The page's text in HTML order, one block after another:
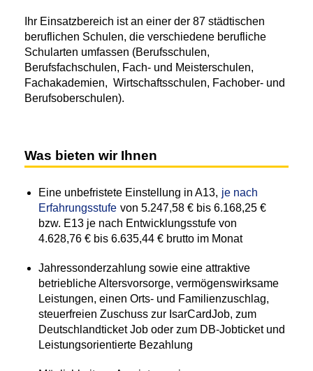
Ihr Einsatzbereich ist an einer der 87 städtischen
beruflichen Schulen, die verschiedene berufliche
Schularten umfassen (Berufsschulen,
Berufsfachschulen, Fach- und Meisterschulen,
Fachakademien, Wirtschaftsschulen, Fachober- und
Berufsoberschulen).
Was bieten wir Ihnen
Eine unbefristete Einstellung in A13, je nach
Erfahrungsstufe von 5.247,58 € bis 6.168,25 €
bzw. E13 je nach Entwicklungsstufe von
4.628,76 € bis 6.635,44 € brutto im Monat
Jahressonderzahlung sowie eine attraktive
betriebliche Altersvorsorge, vermögenswirksame
Leistungen, einen Orts- und Familienzuschlag,
steuerfreien Zuschuss zur IsarCardJob, zum
Deutschlandticket Job oder zum DB-Jobticket und
Leistungsorientierte Bezahlung